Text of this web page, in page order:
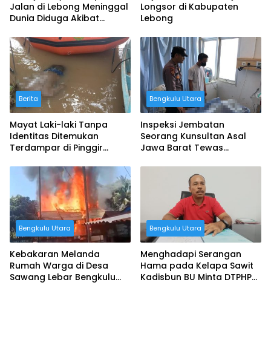
Jalan di Lebong Meninggal
Dunia Diduga Akibat
Longsor di Kabupaten
Lebong
Berita
Mayat Laki-laki Tanpa
Identitas Ditemukan
Terdampar di Pinggir
Bengkulu Utara
Inspeksi Jembatan
Seorang Kunsultan Asal
Jawa Barat Tewas
Bengkulu Utara
Kebakaran Melanda
Rumah Warga di Desa
Sawang Lebar Bengkulu
Bengkulu Utara
Menghadapi Serangan
Hama pada Kelapa Sawit
Kadisbun BU Minta DTPHP